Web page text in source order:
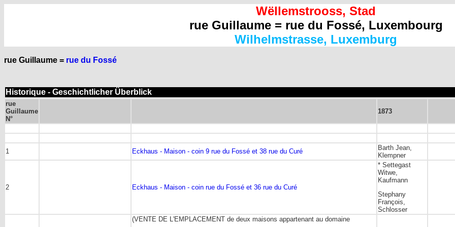
Wëllemstrooss, Stad
rue Guillaume = rue du Fossé, Luxembourg
Wilhelmstrasse, Luxemburg
rue Guillaume = rue du Fossé
Historique - Geschichtlicher Überblick
rue
Guillaume
N°
1873
1 Eckhaus - Maison - coin 9 rue du Fossé et 38 rue du Curé
Barth Jean,
Klempner
2 Eckhaus - Maison - coin rue du Fossé et 36 rue du Curé
* Settegast
Witwe,
Kaufmann
Stephany
François,
Schlosser
(VENTE DE L'EMPLACEMENT de deux maisons appartenant au domaine